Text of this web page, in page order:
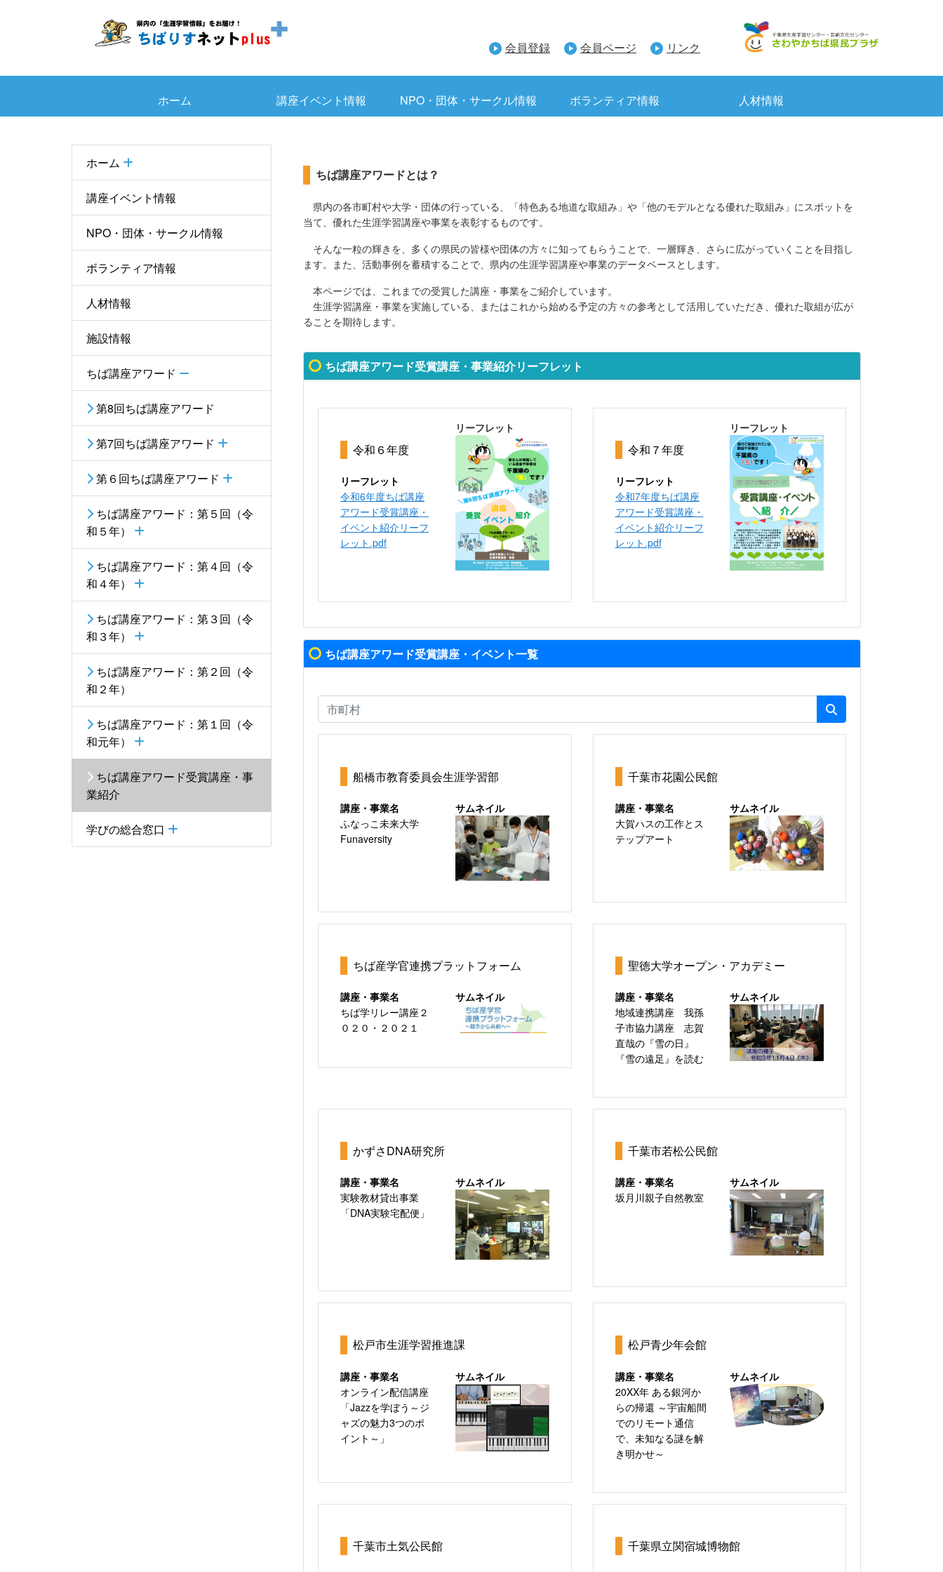
会員登録 会員ページ リンク
ホーム 講座イベント情報 NPO・団体・サークル情報 ボランティア情報 人材情報
ホーム
講座イベント情報
NPO・団体・サークル情報
ボランティア情報
人材情報
施設情報
ちば講座アワード
第8回ちば講座アワード
第7回ちば講座アワード
第６回ちば講座アワード
ちば講座アワード：第５回（令
和５年）
ちば講座アワード：第４回（令
和４年）
ちば講座アワード：第３回（令
和３年）
ちば講座アワード：第２回（令
和２年）
ちば講座アワード：第１回（令
和元年）
ちば講座アワード受賞講座・事
業紹介
学びの総合窓口
ちば講座アワードとは？
県内の各市町村や大学・団体の行っている、 「特色ある地道な取組み」や 「他のモデルとなる優れた取組み」にスポットを
当て、優れた生涯学習講座や事業を表彰するものです。
そんな一粒の輝きを、多くの県民の皆様や団体の方々に知ってもらうことで、一層輝き、さらに広がっていくことを目指し
ます。また、活動事例を蓄積することで、県内の生涯学習講座や事業のデータベースとします。
本ページでは、これまでの受賞した講座・事業をご紹介しています。
生涯学習講座・事業を実施している、またはこれから始める予定の方々の参考として活用していただき、優れた取組が広が
ることを期待します。
ちば講座アワード受賞講座・事業紹介リーフレット
令和６年度
リーフレット
令和6年度ちば講座
アワード受賞講座・
イベント紹介リーフ
レット.pdf
リーフレット
令和７年度
リーフレット
令和7年度ちば講座
アワード受賞講座・
イベント紹介リーフ
レット.pdf
リーフレット
ちば講座アワード受賞講座・イベント一覧
船橋市教育委員会生涯学習部
講座・事業名
ふなっこ未来大学
Funaversity
サムネイル
千葉市花園公民館
講座・事業名
大賀ハスの工作とス
テップアート
サムネイル
ちば産学官連携プラットフォーム
講座・事業名
ちば学リレー講座２
０２０・２０２１
サムネイル
聖徳大学オープン・アカデミー
講座・事業名
地域連携講座 我孫
子市協力講座 志賀
直哉の『雪の日』
『雪の遠足』を読む
サムネイル
かずさDNA研究所
講座・事業名
実験教材貸出事業
「DNA実験宅配便」
サムネイル
千葉市若松公民館
講座・事業名
坂月川親子自然教室
サムネイル
松戸市生涯学習推進課
講座・事業名
オンライン配信講座
「Jazzを学ぼう～ジ
ャズの魅力3つのポ
イント～」
サムネイル
松戸青少年会館
講座・事業名
20XX年 ある銀河か
らの帰還 ～宇宙船間
でのリモート通信
で、未知なる謎を解
き明かせ～
サムネイル
千葉市土気公民館 千葉県立関宿城博物館